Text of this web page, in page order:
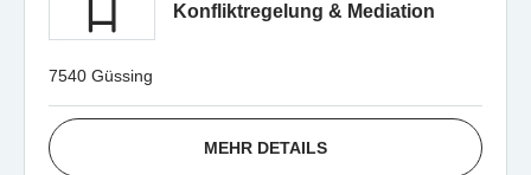
Konfliktregelung & Mediation
7540 Güssing
MEHR DETAILS